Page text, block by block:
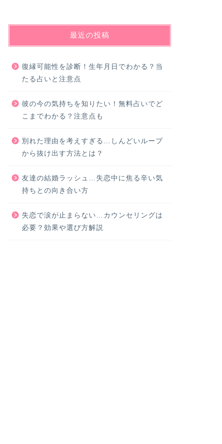
最近の投稿
復縁可能性を診断！生年月日でわかる？当
たる占いと注意点
彼の今の気持ちを知りたい！無料占いでど
こまでわかる？注意点も
別れた理由を考えすぎる…しんどいループ
から抜け出す方法とは？
友達の結婚ラッシュ…失恋中に焦る辛い気
持ちとの向き合い方
失恋で涙が止まらない…カウンセリングは
必要？効果や選び方解説